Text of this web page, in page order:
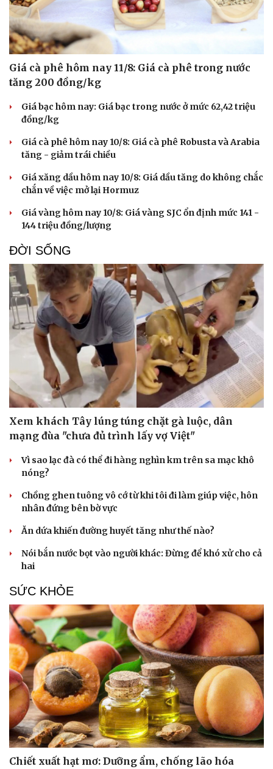
Giá cà phê hôm nay 11/8: Giá cà phê trong nước
tăng 200 đồng/kg
Giá bạc hôm nay: Giá bạc trong nước ở mức 62,42 triệu
đồng/kg
Giá cà phê hôm nay 10/8: Giá cà phê Robusta và Arabia
tăng - giảm trái chiều
Giá xăng dầu hôm nay 10/8: Giá dầu tăng do không chắc
chắn về việc mở lại Hormuz
Giá vàng hôm nay 10/8: Giá vàng SJC ổn định mức 141 -
144 triệu đồng/lượng
ĐỜI SỐNG
Xem khách Tây lúng túng chặt gà luộc, dân
mạng đùa "chưa đủ trình lấy vợ Việt"
Vì sao lạc đà có thể đi hàng nghìn km trên sa mạc khô
nóng?
Chồng ghen tuông vô cớ từ khi tôi đi làm giúp việc, hôn
nhân đứng bên bờ vực
Ăn dứa khiến đường huyết tăng như thế nào?
Nói bắn nước bọt vào người khác: Đừng để khó xử cho cả
hai
SỨC KHỎE
Chiết xuất hạt mơ: Dưỡng ẩm, chống lão hóa